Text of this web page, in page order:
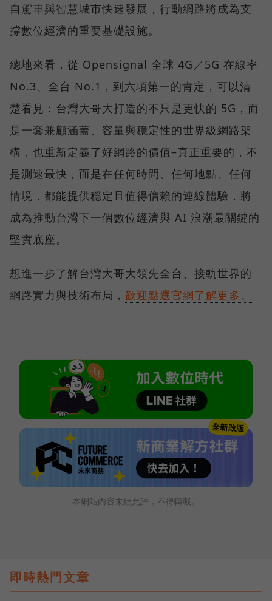
自駕車與智慧城市快速發展，行動網路將成為支
撐數位經濟的重要基礎設施。
總地來看，從 Opensignal 全球 4G／5G 在線率
No.3、全台 No.1，到六項第一的肯定，可以清
楚看見：台灣大哥大打造的不只是更快的 5G，而
是一套兼顧涵蓋、容量與穩定性的世界級網路架
構，也重新定義了好網路的價值–真正重要的，不
是測速最快，而是在任何時間、任何地點、任何
情境，都能提供穩定且值得信賴的連線體驗，將
成為推動台灣下一個數位經濟與 AI 浪潮最關鍵的
堅實底座。
想進一步了解台灣大哥大領先全台、接軌世界的
網路實力與技術布局， 歡迎點選官網了解更多。
本網站內容未經允許，不得轉載。
即時熱門文章